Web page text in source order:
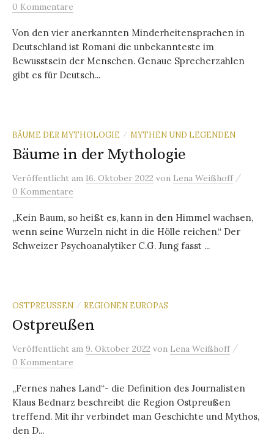
0 Kommentare
Von den vier anerkannten Minderheitensprachen in
Deutschland ist Romani die unbekannteste im
Bewusstsein der Menschen. Genaue Sprecherzahlen
gibt es für Deutsch...
BÄUME DER MYTHOLOGIE / MYTHEN UND LEGENDEN
Bäume in der Mythologie
Veröffentlicht am 16. Oktober 2022 von Lena Weißhoff /
0 Kommentare
„Kein Baum, so heißt es, kann in den Himmel wachsen,
wenn seine Wurzeln nicht in die Hölle reichen.“ Der
Schweizer Psychoanalytiker C.G. Jung fasst ...
OSTPREUSSEN / REGIONEN EUROPAS
Ostpreußen
Veröffentlicht am 9. Oktober 2022 von Lena Weißhoff /
0 Kommentare
„Fernes nahes Land“- die Definition des Journalisten
Klaus Bednarz beschreibt die Region Ostpreußen
treffend. Mit ihr verbindet man Geschichte und Mythos,
den D...